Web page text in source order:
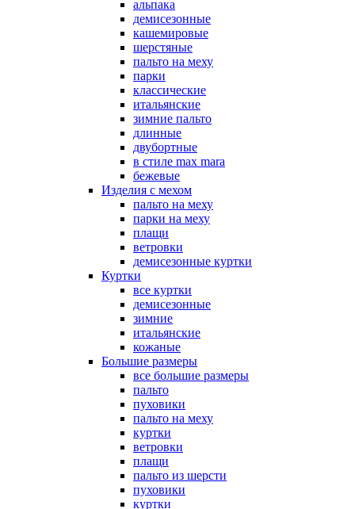
альпака
демисезонные
кашемировые
шерстяные
пальто на меху
парки
классические
итальянские
зимние пальто
длинные
двубортные
в стиле max mara
бежевые
Изделия с мехом
пальто на меху
парки на меху
плащи
ветровки
демисезонные куртки
Куртки
все куртки
демисезонные
зимние
итальянские
кожаные
Большие размеры
все большие размеры
пальто
пуховики
пальто на меху
куртки
ветровки
плащи
пальто из шерсти
пуховики
куртки